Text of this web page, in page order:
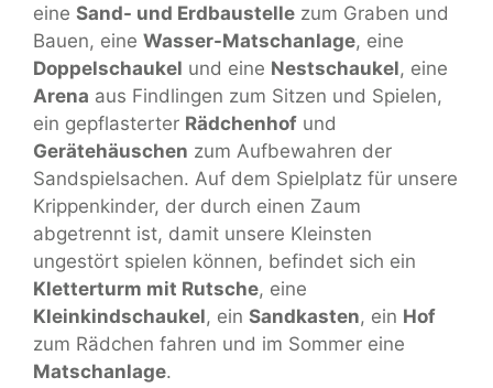
eine Sand- und Erdbaustelle zum Graben und
Bauen, eine Wasser-Matschanlage, eine
Doppelschaukel und eine Nestschaukel, eine
Arena aus Findlingen zum Sitzen und Spielen,
ein gepflasterter Rädchenhof und
Gerätehäuschen zum Aufbewahren der
Sandspielsachen. Auf dem Spielplatz für unsere
Krippenkinder, der durch einen Zaum
abgetrennt ist, damit unsere Kleinsten
ungestört spielen können, befindet sich ein
Kletterturm mit Rutsche, eine
Kleinkindschaukel, ein Sandkasten, ein Hof
zum Rädchen fahren und im Sommer eine
Matschanlage.